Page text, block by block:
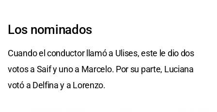
Los nominados
Cuando el conductor llamó a Ulises, este le dio dos
votos a Saif y uno a Marcelo. Por su parte, Luciana
votó a Delfina y a Lorenzo.